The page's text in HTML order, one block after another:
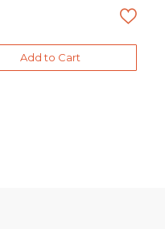
Add to Cart